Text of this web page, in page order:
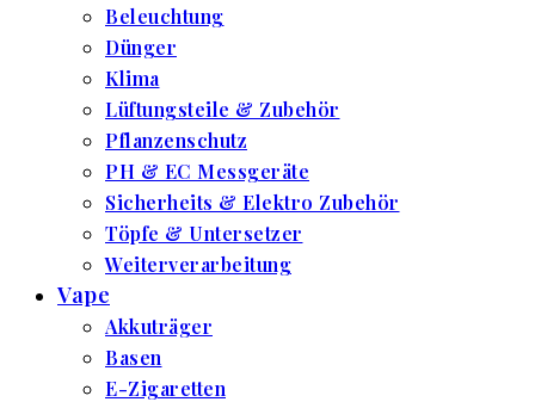
Beleuchtung
Dünger
Klima
Lüftungsteile & Zubehör
Pflanzenschutz
PH & EC Messgeräte
Sicherheits & Elektro Zubehör
Töpfe & Untersetzer
Weiterverarbeitung
Vape
Akkuträger
Basen
E-Zigaretten